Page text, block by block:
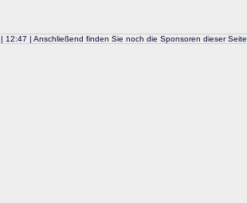
| 12:47 | Anschließend finden Sie noch die Sponsoren dieser Seite.